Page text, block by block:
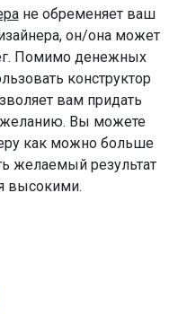
не обременяет ваш
он/она может
Помимо денежных
конструктор
вам придать
Вы можете
как можно больше
желаемый результат
высокими.